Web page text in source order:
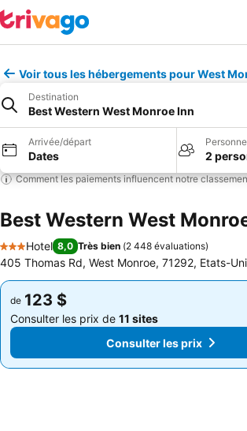
Voir tous les hébergements pour West
Destination
Best Western West Monroe Inn
Arrivée/départ
Dates 2
Comment les paiements influencent notre
Best Western West
3 Étoiles
Hotel 8,0 Très bien (2 448 évaluations)
405 Thomas Rd, West Monroe, 71292, Etats-
de 123 $
Consulter les prix de 11 sites
Consulter les prix
de 123 $
Consulter les prix de 11 sites
Consulter les prix